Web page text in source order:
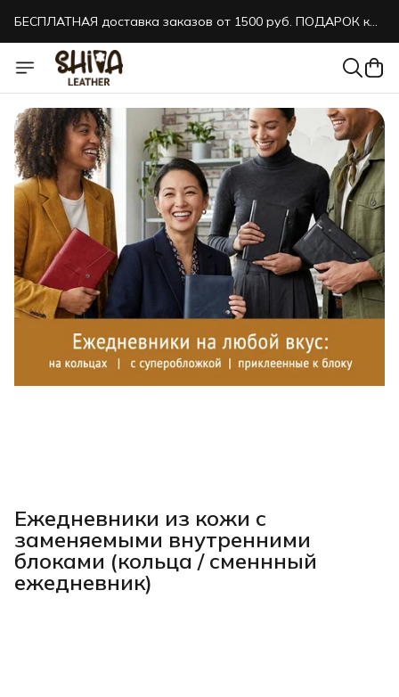
БЕСПЛАТНАЯ доставка заказов от 1500 руб. ПОДАРОК к
БЕСПЛАТНАЯ доставка заказов от 1500 руб. ПОДАРОК к
каждому заказу!
Ежедневники из кожи с
заменяемыми внутренними
блоками (кольца / сменнный
ежедневник)